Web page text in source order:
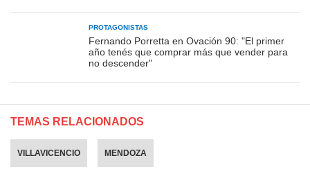
PROTAGONISTAS
Fernando Porretta en Ovación 90: "El primer
año tenés que comprar más que vender para
no descender"
TEMAS RELACIONADOS
VILLAVICENCIO MENDOZA